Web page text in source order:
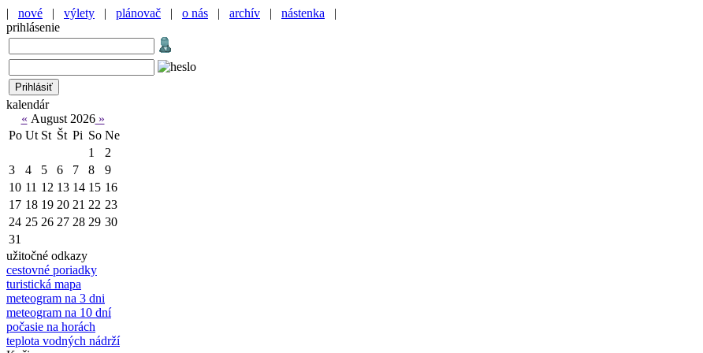
| nové | výlety | plánovač | o nás | archív | nástenka
|
prihlásenie
kalendár
« August 2026»
Po Ut St Št Pi So Ne
1
2
3
4 5 6 7 8
9
10 11 12 13 14 15 16
17 18 19 20 21 22 23
24 25 26 27 28 29 30
31
užitočné odkazy
cestovné poriadky
turistická mapa
meteogram na 3 dni
meteogram na 10 dní
počasie na horách
teplota vodných nádrží